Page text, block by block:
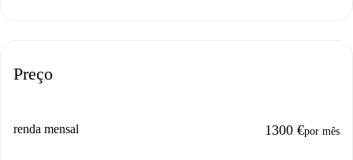
Preço
renda mensal 1300 €por mês